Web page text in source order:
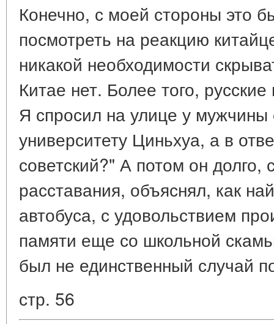
Конечно, с моей стороны это
посмотреть на реакцию
никакой необходимости
Китае нет. Более того,
Я спросил на улице у мужчины
университету Циньхуа, а в
советский?" А потом он долго,
расставания, объяснял, как
автобуса, с удовольствием
памяти еще со школьной
был не единственный случай
стр. 56